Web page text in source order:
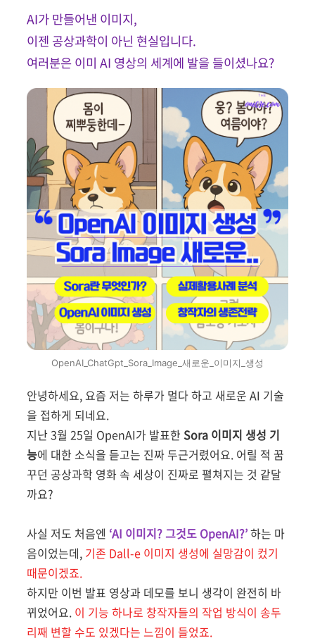
AI가 만들어낸 이미지,
이젠 공상과학이 아닌 현실입니다.
여러분은 이미 AI 영상의 세계에 발을 들이셨나요?
OpenAI_ChatGpt_Sora_Image_새로운_이미지_생성
안녕하세요, 요즘 저는 하루가 멀다 하고 새로운 AI 기술
을 접하게 되네요.
지난 3월 25일 OpenAI가 발표한 Sora 이미지 생성 기
능에 대한 소식을 듣고는 진짜 두근거렸어요. 어릴 적 꿈
꾸던 공상과학 영화 속 세상이 진짜로 펼쳐지는 것 같달
까요?
사실 저도 처음엔 ‘AI 이미지? 그것도 OpenAI?’하는 마
음이었는데, 기존 Dall-e 이미지 생성에 실망감이 컸기
때문이겠죠.
하지만 이번 발표 영상과 데모를 보니 생각이 완전히 바
뀌었어요. 이 기능 하나로 창작자들의 작업 방식이 송두
리째 변할 수도 있겠다는 느낌이 들었죠.